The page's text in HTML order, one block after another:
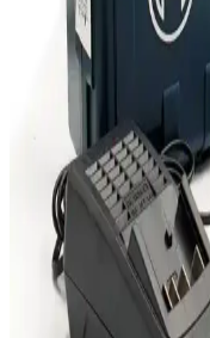
Logitech MX
Tasarım ve Çoklu
Logitech MX Master 3,
sensörü ve çoklu cihaz
profesyonellerin ve
performans sağlar.
Marshall Major III
İncelemesi:
Marshall Major III
kalitesi ve uzun pil ömrü
konfor sağlayan